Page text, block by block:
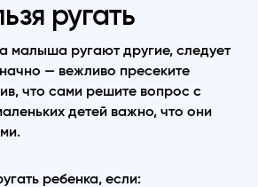
ругать
малыша ругают другие, следует
— вежливо пресеките
что сами решите вопрос с
детей важно, что они
ребенка, если: